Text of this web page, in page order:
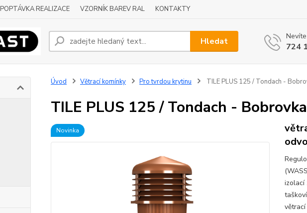
POPTÁVKA REALIZACE VZORNÍK BAREV RAL KONTAKTY
Hledat
724
Úvod Větrací komínky Pro tvrdou krytinu TILE PLUS 125 / Tondach -
TILE PLUS 125 / Tondach -
Novinka
izolací
větrací